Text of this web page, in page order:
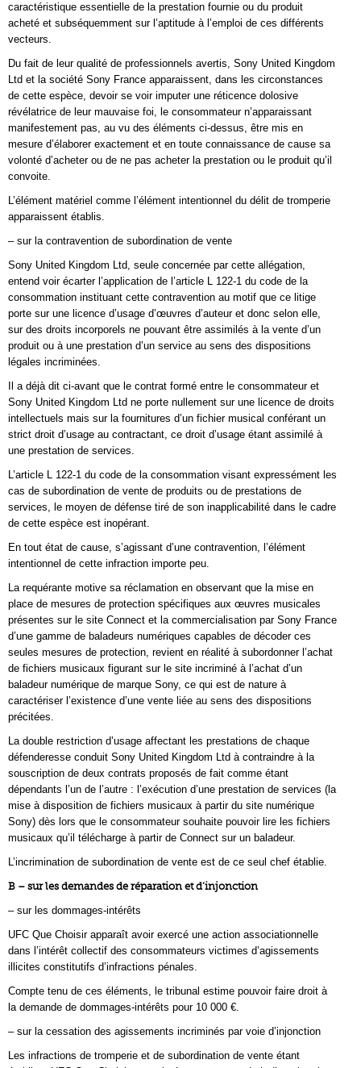
caractéristique essentielle de la prestation fournie ou du produit
acheté et subséquemment sur l’aptitude à l’emploi de ces différents
vecteurs.
Du fait de leur qualité de professionnels avertis, Sony United Kingdom
Ltd et la société Sony France apparaissent, dans les circonstances
de cette espèce, devoir se voir imputer une réticence dolosive
révélatrice de leur mauvaise foi, le consommateur n’apparaissant
manifestement pas, au vu des éléments ci-dessus, être mis en
mesure d’élaborer exactement et en toute connaissance de cause sa
volonté d’acheter ou de ne pas acheter la prestation ou le produit qu’il
convoite.
L’élément matériel comme l’élément intentionnel du délit de tromperie
apparaissent établis.
– sur la contravention de subordination de vente
Sony United Kingdom Ltd, seule concernée par cette allégation,
entend voir écarter l’application de l’article L 122-1 du code de la
consommation instituant cette contravention au motif que ce litige
porte sur une licence d’usage d’œuvres d’auteur et donc selon elle,
sur des droits incorporels ne pouvant être assimilés à la vente d’un
produit ou à une prestation d’un service au sens des dispositions
légales incriminées.
Il a déjà dit ci-avant que le contrat formé entre le consommateur et
Sony United Kingdom Ltd ne porte nullement sur une licence de droits
intellectuels mais sur la fournitures d’un fichier musical conférant un
strict droit d’usage au contractant, ce droit d’usage étant assimilé à
une prestation de services.
L’article L 122-1 du code de la consommation visant expressément les
cas de subordination de vente de produits ou de prestations de
services, le moyen de défense tiré de son inapplicabilité dans le cadre
de cette espèce est inopérant.
En tout état de cause, s’agissant d’une contravention, l’élément
intentionnel de cette infraction importe peu.
La requérante motive sa réclamation en observant que la mise en
place de mesures de protection spécifiques aux œuvres musicales
présentes sur le site Connect et la commercialisation par Sony France
d’une gamme de baladeurs numériques capables de décoder ces
seules mesures de protection, revient en réalité à subordonner l’achat
de fichiers musicaux figurant sur le site incriminé à l’achat d’un
baladeur numérique de marque Sony, ce qui est de nature à
caractériser l’existence d’une vente liée au sens des dispositions
précitées.
La double restriction d’usage affectant les prestations de chaque
défenderesse conduit Sony United Kingdom Ltd à contraindre à la
souscription de deux contrats proposés de fait comme étant
dépendants l’un de l’autre : l’exécution d’une prestation de services (la
mise à disposition de fichiers musicaux à partir du site numérique
Sony) dès lors que le consommateur souhaite pouvoir lire les fichiers
musicaux qu’il télécharge à partir de Connect sur un baladeur.
L’incrimination de subordination de vente est de ce seul chef établie.
B – sur les demandes de réparation et d’injonction
– sur les dommages-intérêts
UFC Que Choisir apparaît avoir exercé une action associationnelle
dans l’intérêt collectif des consommateurs victimes d’agissements
illicites constitutifs d’infractions pénales.
Compte tenu de ces éléments, le tribunal estime pouvoir faire droit à
la demande de dommages-intérêts pour 10 000 €.
– sur la cessation des agissements incriminés par voie d’injonction
Les infractions de tromperie et de subordination de vente étant